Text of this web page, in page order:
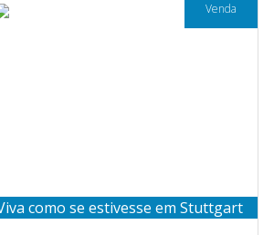
Venda
como se estivesse em Stuttgart